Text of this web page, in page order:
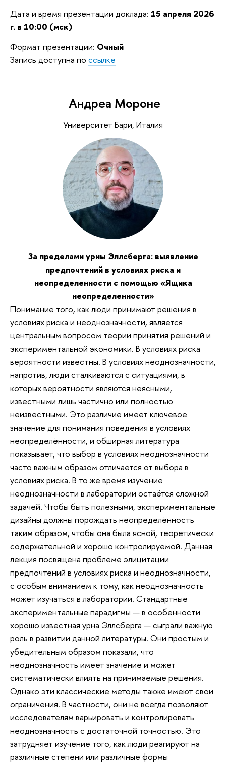
Дата и время презентации доклада: 15 апреля 2026
г. в 10:00 (мск)
Формат презентации: Очный
Запись доступна по ссылке
Андреа Мороне
Университет Бари, Италия
За пределами урны Эллсберга: выявление
предпочтений в условиях риска и
неопределенности с помощью «Ящика
неопределенности»
Понимание того, как люди принимают решения в
условиях риска и неоднозначности, является
центральным вопросом теории принятия решений и
экспериментальной экономики. В условиях риска
вероятности известны. В условиях неоднозначности,
напротив, люди сталкиваются с ситуациями, в
которых вероятности являются неясными,
известными лишь частично или полностью
неизвестными. Это различие имеет ключевое
значение для понимания поведения в условиях
неопределённости, и обширная литература
показывает, что выбор в условиях неоднозначности
часто важным образом отличается от выбора в
условиях риска. В то же время изучение
неоднозначности в лаборатории остаётся сложной
задачей. Чтобы быть полезными, экспериментальные
дизайны должны порождать неопределённость
таким образом, чтобы она была ясной, теоретически
содержательной и хорошо контролируемой. Данная
лекция посвящена проблеме элицитации
предпочтений в условиях риска и неоднозначности,
с особым вниманием к тому, как неоднозначность
может изучаться в лаборатории. Стандартные
экспериментальные парадигмы — в особенности
хорошо известная урна Эллсберга — сыграли важную
роль в развитии данной литературы. Они простым и
убедительным образом показали, что
неоднозначность имеет значение и может
систематически влиять на принимаемые решения.
Однако эти классические методы также имеют свои
ограничения. В частности, они не всегда позволяют
исследователям варьировать и контролировать
неоднозначность с достаточной точностью. Это
затрудняет изучение того, как люди реагируют на
различные степени или различные формы